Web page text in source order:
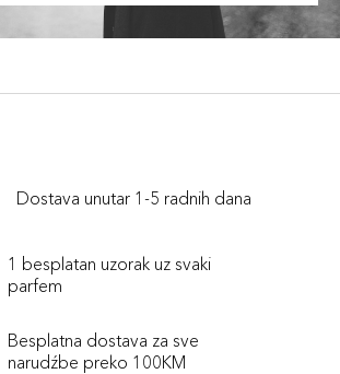
Dostava unutar 1-5 radnih dana
1 besplatan uzorak uz svaki
parfem
Besplatna dostava za sve
narudźbe preko 100KM